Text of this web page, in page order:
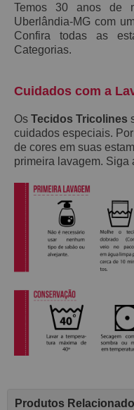
Temos 30 anos de
Uberlândia-MG com
Confira todas as
Categorias.
Cuidados com a
Os Tecidos Tricolines
cuidados especiais.
de cores em suas
primeira lavagem. Siga
Produtos